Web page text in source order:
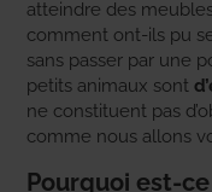
atteindre des
comment ont-ils pu
sans passer par une
petits animaux sont
ne constituent pas
comme nous allons
Pourquoi est-